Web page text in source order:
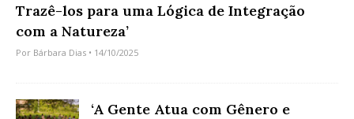
Trazê-los para uma Lógica de Integração
com a Natureza’
Por Bárbara Dias • 14/10/2025
‘A Gente Atua com Gênero e